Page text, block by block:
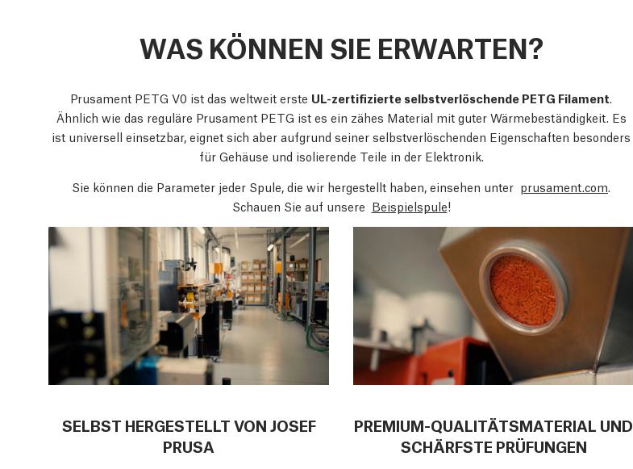
WAS KÖNNEN SIE ERWARTEN?
Prusament PETG V0 ist das weltweit erste UL-zertifizierte selbstverlöschende PETG Filament.
Ähnlich wie das reguläre Prusament PETG ist es ein zähes Material mit guter Wärmebeständigkeit. Es
ist universell einsetzbar, eignet sich aber aufgrund seiner selbstverlöschenden Eigenschaften besonders
für Gehäuse und isolierende Teile in der Elektronik.
Sie können die Parameter jeder Spule, die wir hergestellt haben, einsehen unter prusament.com.
Schauen Sie auf unsere Beispielspule!
SELBST HERGESTELLT VON JOSEF
PRUSA
PREMIUM-QUALITÄTSMATERIAL UND
SCHÄRFSTE PRÜFUNGEN